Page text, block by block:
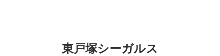
東戸塚シーガルス